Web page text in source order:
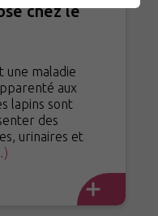
chez le
une maladie
aux
lapins sont
des
urinaires et